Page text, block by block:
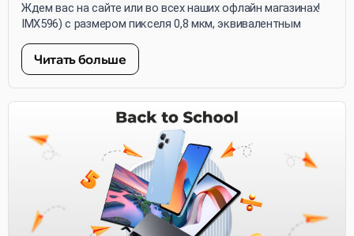
15 мм и диафрагмой f/2.2. Фронтальная: 20 МП (Sony
IMX596) с размером пикселя 0,8 мкм, эквивалентным
Ждем вас на сайте или во всех наших офлайн магазинах!
Читать больше